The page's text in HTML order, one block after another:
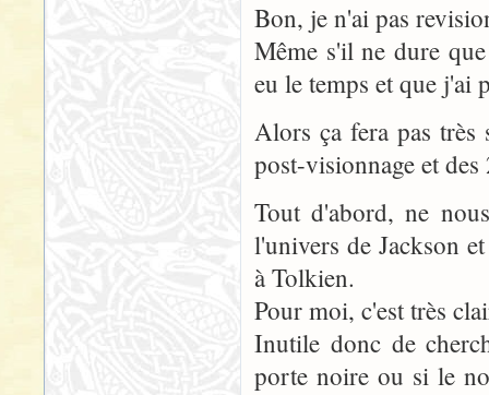
Bon, je n'ai pas
Même s'il ne dure
eu le temps et que j'ai
Alors ça fera pas très
post-visionnage et
Tout d'abord, ne
l'univers de Jackson
à Tolkien.
Pour moi, c'est très
Inutile donc de
porte noire ou si le